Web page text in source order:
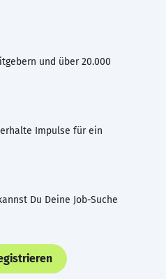
und über 20.000
Impulse für ein
Du Deine Job-Suche